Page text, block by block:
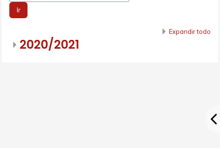
Ir
Expandir todo
2020/2021